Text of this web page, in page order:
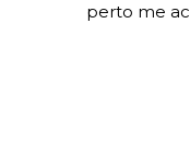
perto me